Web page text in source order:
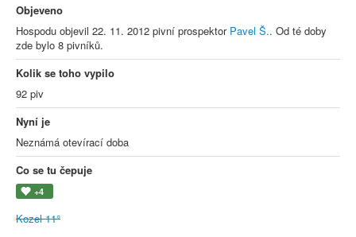
Objeveno
Hospodu objevil 22. 11. 2012 pivní prospektor Pavel Š.. Od té doby
zde bylo 8 pivníků.
Kolik se toho vypilo
92 piv
Nyní je
Neznámá otevírací doba
Co se tu čepuje
+4
Kozel 11°